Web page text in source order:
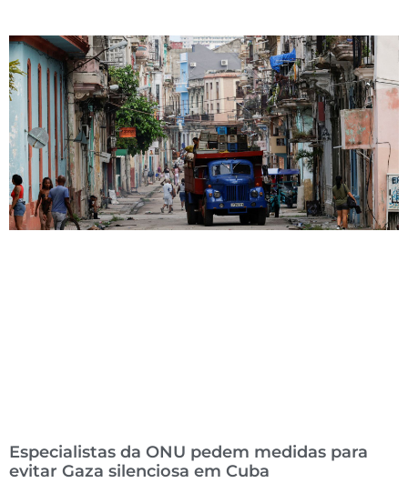
Especialistas da ONU pedem medidas para
evitar Gaza silenciosa em Cuba